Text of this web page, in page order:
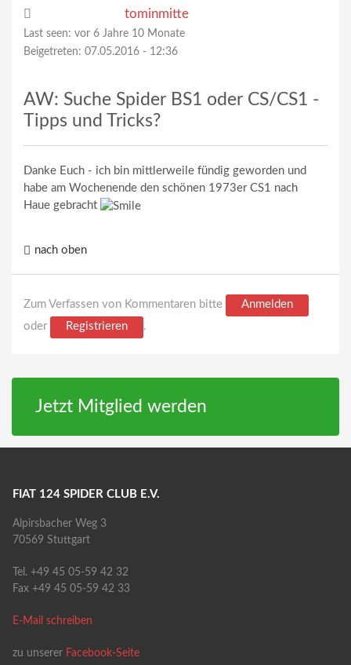
tominmitte
Last seen: vor 6 Jahre 10 Monate
Beigetreten: 07.05.2016 - 12:36
AW: Suche Spider BS1 oder CS/CS1 -
Tipps und Tricks?
Danke Euch - ich bin mittlerweile fündig geworden und
habe am Wochenende den schönen 1973er CS1 nach
Haue gebracht
nach oben
Zum Verfassen von Kommentaren bitte
Anmelden
oder
Registrieren .
Jetzt Mitglied werden
FIAT 124 SPIDER CLUB E.V.
Alpirsbacher Weg 3
70569 Stuttgart
Tel. +49 45 05-59 42 32
Fax +49 45 05-59 42 33
E-Mail schreiben
zu unserer Facebook-Seite